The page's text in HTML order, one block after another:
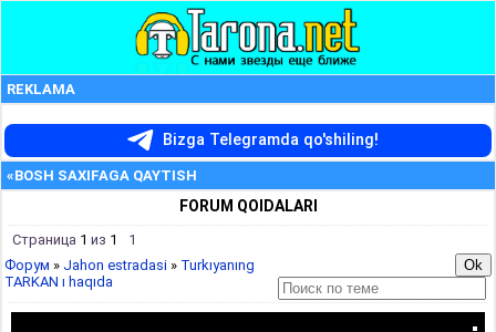
REKLAMA
Bizga Telegramda qo'shiling!
«BOSH SAXIFAGA QAYTISH
FORUM QOIDALARI
Страница 1 из 1
1
Форум » Jahon estradasi » Turkıyanıng
TARKAN ı haqıda